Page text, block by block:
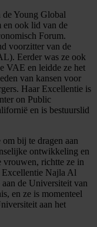
Young Global
en ook lid van de
Forum.
voorzitter van de
Eerder was ze ook
VAE en leidde ze het
van kansen voor
Haar Excellentie is
on Public
en is bestuurslid
bij te dragen aan
ontwikkeling en
vrouwen, richtte ze in
Najla Al
de Universiteit van
en ze is momenteel
aan het